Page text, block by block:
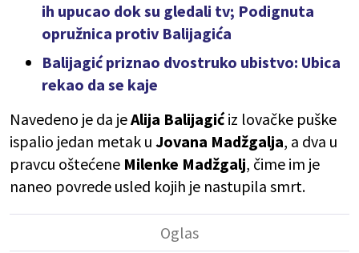
ih upucao dok su gledali tv; Podignuta
opružnica protiv Balijagića
Balijagić priznao dvostruko ubistvo: Ubica
rekao da se kaje
Navedeno je da jeAlija Balijagićiz lovačke puške
ispalio jedan metak u Jovana Madžgalja, a dva u
pravcu oštećene Milenke Madžgalj, čime im je
naneo povrede usled kojih je nastupila smrt.